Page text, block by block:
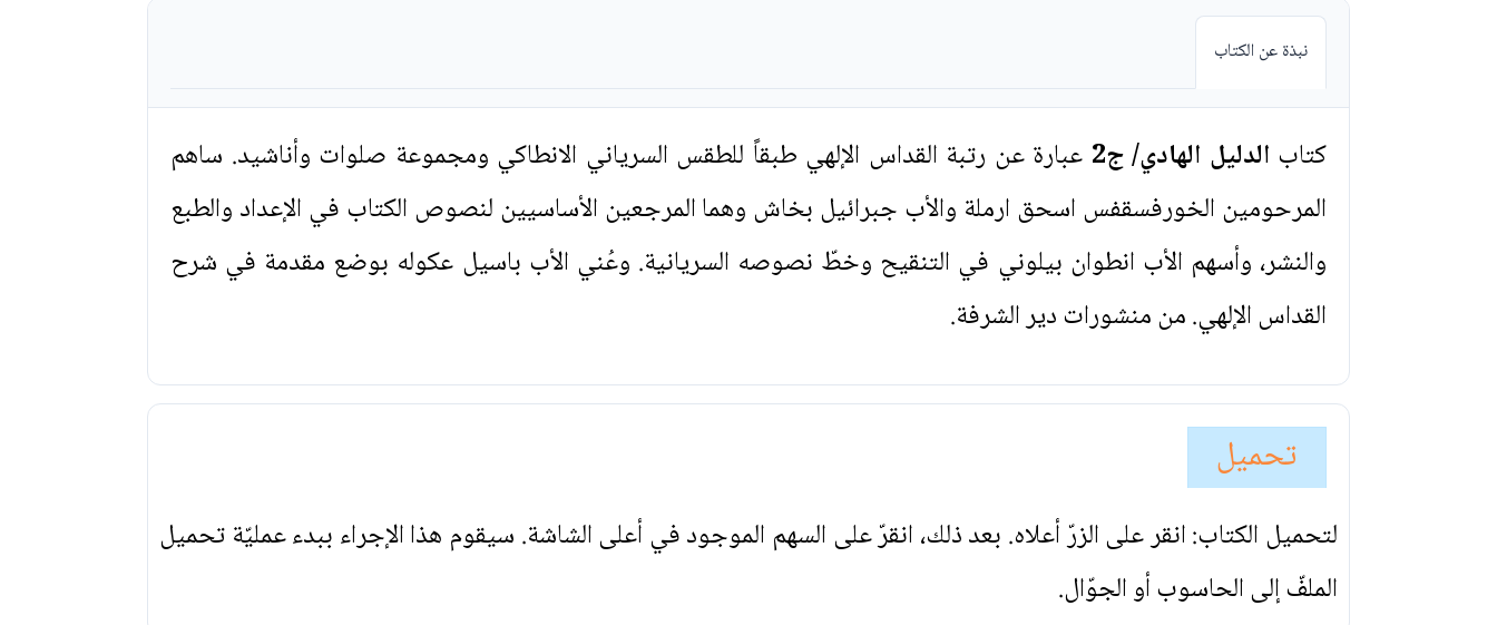
نبذة عن الكتاب
كتاب الدليل الهادي/ ج2 عبارة عن رتبة القداس الإلهي طبقاً للطقس السرياني الانطاكي ومجموعة صلوات وأناشيد. ساهم
المرحومين الخورفسقفس اسحق ارملة والأب جبرائيل بخاش وهما المرجعين الأساسيين لنصوص الكتاب في الإعداد والطبع
والنشر، وأسهم الأب انطوان بيلوني في التنقيح وخطّ نصوصه السريانية. وعُني الأب باسيل عكوله بوضع مقدمة في شرح
القداس الإلهي. من منشورات دير الشرفة.
تحميل
لتحميل الكتاب: انقر على الزرّ أعلاه. بعد ذلك، انقرّ على السهم الموجود في أعلى الشاشة. سيقوم هذا الإجراء ببدء عمليّة تحميل
الملفّ إلى الحاسوب أو الجوّال.